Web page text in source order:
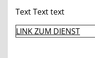
Text Text text
LINK ZUM DIENST